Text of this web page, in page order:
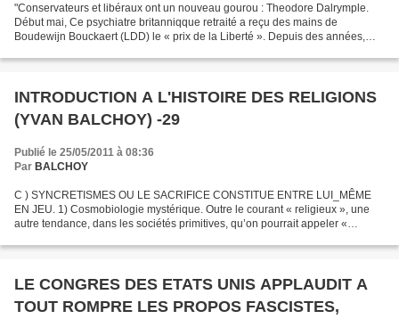
"Conservateurs et libéraux ont un nouveau gourou : Theodore Dalrymple.
Début mai, Ce psychiatre britanniqque retraité a reçu des mains de
Boudewijn Bouckaert (LDD) le « prix de la Liberté ». Depuis des années,
INTRODUCTION A L'HISTOIRE DES RELIGIONS
(YVAN BALCHOY) -29
Publié le 25/05/2011 à 08:36
Par BALCHOY
C ) SYNCRETISMES OU LE SACRIFICE CONSTITUE ENTRE LUI_MÊME
EN JEU. 1) Cosmobiologie mystérique. Outre le courant « religieux », une
autre tendance, dans les sociétés primitives, qu’on pourrait appeler «
LE CONGRES DES ETATS UNIS APPLAUDIT A
TOUT ROMPRE LES PROPOS FASCISTES,